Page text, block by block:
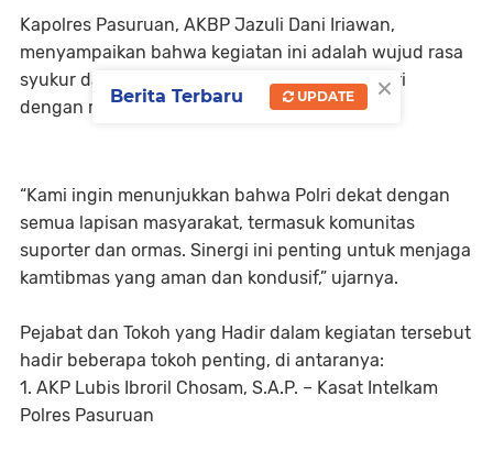
Kapolres Pasuruan, AKBP Jazuli Dani Iriawan,
menyampaikan bahwa kegiatan ini adalah wujud rasa
syukur dan upaya mempererat hubungan Polri
dengan masyarakat.
“Kami ingin menunjukkan bahwa Polri dekat dengan
semua lapisan masyarakat, termasuk komunitas
suporter dan ormas. Sinergi ini penting untuk menjaga
kamtibmas yang aman dan kondusif,” ujarnya.
Pejabat dan Tokoh yang Hadir dalam kegiatan tersebut
hadir beberapa tokoh penting, di antaranya:
1. AKP Lubis Ibroril Chosam, S.A.P. – Kasat Intelkam
Polres Pasuruan
×
Berita Terbaru UPDATE